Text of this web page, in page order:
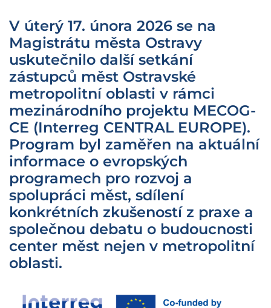
V úterý 17. února 2026 se na
Magistrátu města Ostravy
uskutečnilo další setkání
zástupců měst Ostravské
metropolitní oblasti v rámci
mezinárodního projektu MECOG-
CE (Interreg CENTRAL EUROPE).
Program byl zaměřen na aktuální
informace o evropských
programech pro rozvoj a
spolupráci měst, sdílení
konkrétních zkušeností z praxe a
společnou debatu o budoucnosti
center měst nejen v metropolitní
oblasti.